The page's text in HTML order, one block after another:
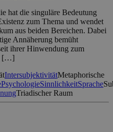
hat die singuläre Bedeutung
zum Thema und wendet
aus beiden Bereichen. Dabei
Annäherung bemüht
ihrer Hinwendung zum
[…]
IntersubjektivitätMetaphorische
PsychologieSinnlichkeitSprache
Triadischer Raum